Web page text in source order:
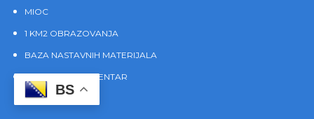
MIOC
1 KM2 OBRAZOVANJA
BAZA NASTAVNIH MATERIJALA
VIRTUELNI EDU CENTAR
BS